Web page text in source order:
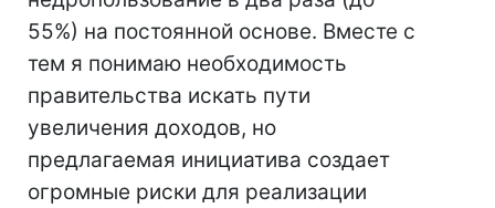
55%) на постоянной основе. Вместе с
тем я понимаю необходимость
правительства искать пути
увеличения доходов, но
предлагаемая инициатива создает
огромные риски для реализации